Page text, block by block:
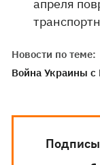
апреля
Новости по теме:
Война Украины с